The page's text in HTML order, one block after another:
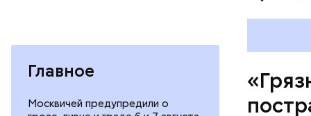
Главное
Москвичей предупредили о
Каждый
мире, —